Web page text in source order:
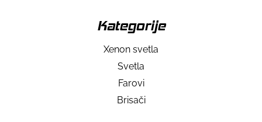
Kategorije
Xenon svetla
Svetla
Farovi
Brisači